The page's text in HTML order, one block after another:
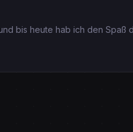
bis heute hab ich den Spaß